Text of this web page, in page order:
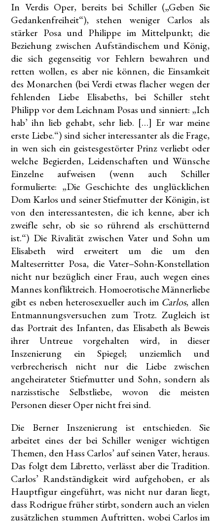
In Verdis Oper, bereits bei Schiller („Geben Sie
Gedankenfreiheit“), stehen weniger Carlos als
stärker Posa und Philippe im Mittelpunkt; die
Beziehung zwischen Aufständischem und König,
die sich gegenseitig vor Fehlern bewahren und
retten wollen, es aber nie können, die Einsamkeit
des Monarchen (bei Verdi etwas flacher wegen der
fehlenden Liebe Elisabeths, bei Schiller steht
Philipp vor dem Leichnam Posas und sinniert: „Ich
hab’ ihn lieb gehabt, sehr lieb. […] Er war meine
erste Liebe.“) sind sicher interessanter als die Frage,
in wen sich ein geistesgestörter Prinz verliebt oder
welche Begierden, Leidenschaften und Wünsche
Einzelne aufweisen (wenn auch Schiller
formulierte: „Die Geschichte des unglücklichen
Dom Karlos und seiner Stiefmutter der Königin, ist
von den interessantesten, die ich kenne, aber ich
zweifle sehr, ob sie so rührend als erschütternd
ist.“) Die Rivalität zwischen Vater und Sohn um
Elisabeth wird erweitert um die um den
Malteserritter Posa, die Vater–Sohn-Konstellation
nicht nur bezüglich einer Frau, auch wegen eines
Mannes konfliktreich. Homoerotische Männerliebe
gibt es neben heterosexueller auch im Carlos, allen
Entmannungsversuchen zum Trotz. Zugleich ist
das Portrait des Infanten, das Elisabeth als Beweis
ihrer Untreue vorgehalten wird, in dieser
Inszenierung ein Spiegel; unziemlich und
verbrecherisch nicht nur die Liebe zwischen
angeheirateter Stiefmutter und Sohn, sondern als
narzisstische Selbstliebe, wovon die meisten
Personen dieser Oper nicht frei sind.
Die Berner Inszenierung ist entschieden. Sie
arbeitet eines der bei Schiller weniger wichtigen
Themen, den Hass Carlos’ auf seinen Vater, heraus.
Das folgt dem Libretto, verlässt aber die Tradition.
Carlos’ Randständigkeit wird aufgehoben, er als
Hauptfigur eingeführt, was nicht nur daran liegt,
dass Rodrigue früher stirbt, sondern auch an vielen
zusätzlichen stummen Auftritten, wobei Carlos im